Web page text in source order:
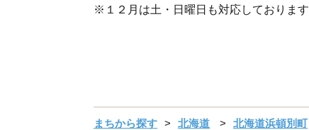
※１２月は土・日曜日も対応しております
まちから探す 北海道 北海道浜頓別町